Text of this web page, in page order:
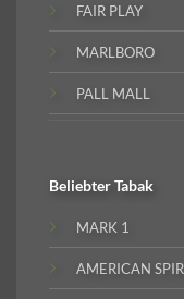
FAIR PLAY
MARLBORO
PALL MALL
BeliebterTabak
MARK 1
AMERICAN